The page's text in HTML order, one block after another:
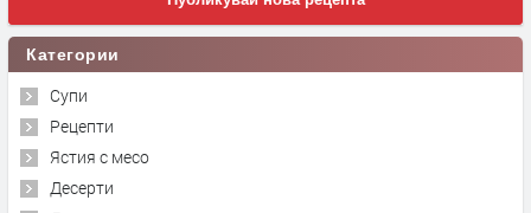
Категории
Супи
Рецепти
Ястия с месо
Десерти